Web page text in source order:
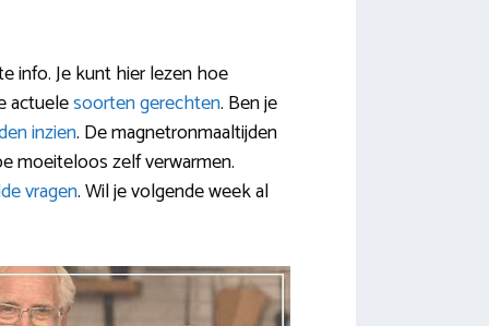
info. Je kunt hier lezen hoe
actuelesoorten gerechten. Ben je
inzien. De magnetronmaaltijden
moeiteloos zelf verwarmen.
vragen. Wil je volgende week al